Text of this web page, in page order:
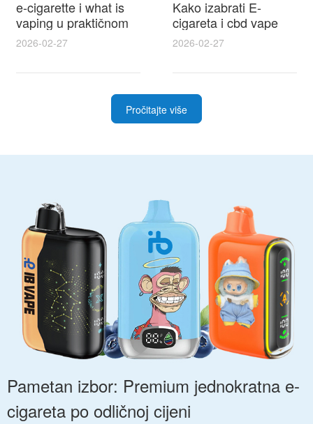
e-cigarette i what is
vaping u praktičnom
vodiču za početnike i
odgovorne korisnike
2026-02-27
Kako izabrati E-
cigareta i cbd vape
top modeli sigurnost
praktični savjeti za
kupovinu
2026-02-27
Pročitajte više
Pametan izbor: Premium jednokratna e-
cigareta po odličnoj cijeni